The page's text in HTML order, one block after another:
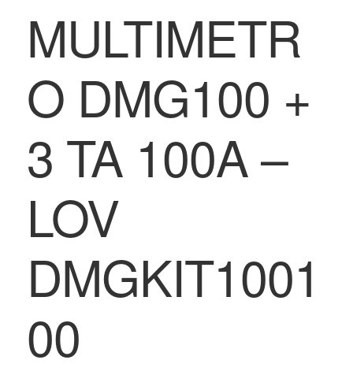
MULTIMETR
O DMG100 +
3 TA 100A –
LOV
DMGKIT1001
00